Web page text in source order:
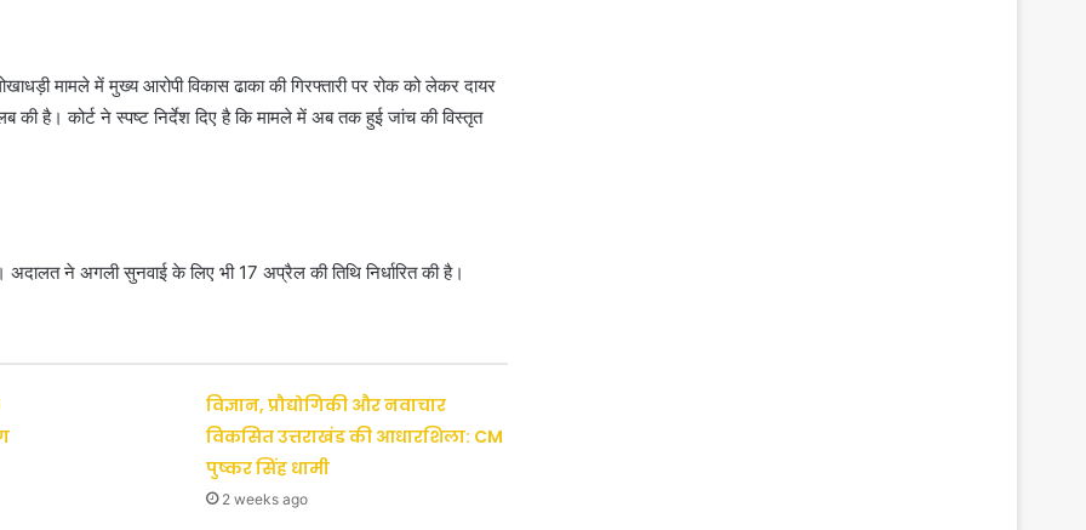
मामले में मुख्य आरोपी विकास ढाका की गिरफ्तारी पर रोक को लेकर दायर
की है। कोर्ट ने स्पष्ट निर्देश दिए है कि मामले में अब तक हुई जांच की विस्तृत
ने अगली सुनवाई के लिए भी 17 अप्रैल की तिथि निर्धारित की है।
विज्ञान, प्रौद्योगिकी और नवाचार
विकसित उत्तराखंड की आधारशिला: CM
पुष्कर सिंह धामी
2 weeks ago